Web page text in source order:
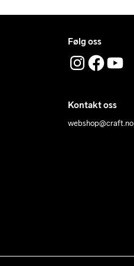
Følg oss
Kontakt oss
webshop@craft.no